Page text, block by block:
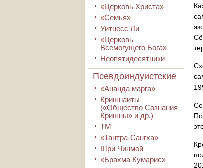
«Церковь Христа»
«Семья»
Уитнесс Ли
«Церковь
Всемогущего Бога»
Неопятидесятники
Псевдоиндуистские
«Ананда марга»
Кришнаиты
(«Общество Сознания
Кришны» и др.)
ТМ
«Тантра-Сангха»
Шри Чинмой
«Брахма Кумарис»